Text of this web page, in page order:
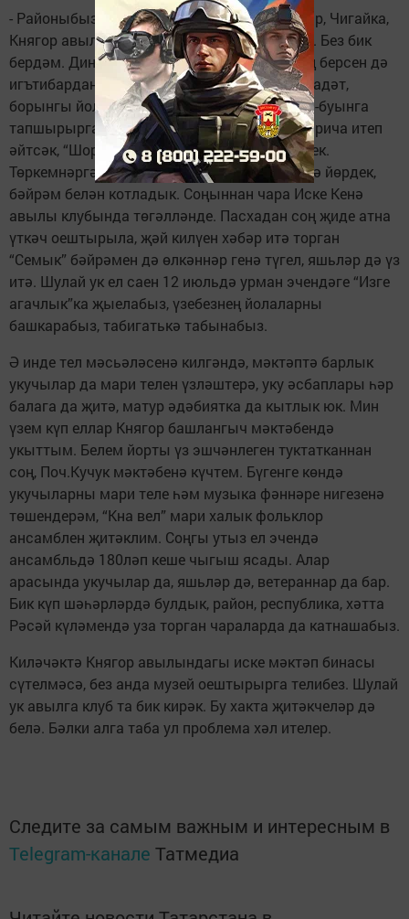
- Районыбызның Поч.Кучук, Иске Кенә, Синәр, Чигайка,
Княгор авылларында 800гә якын мари яши. Без бик
бердәм. Дини һәм календарь бәйрәмнәрнең берсен дә
игътибардан читтә калдырмыйбыз, гореф-гадәт,
борынгы йолаларны сакларга һәм буыннан-буынга
тапшырырга тырышабыз. Быел Раштуа, марича итеп
әйтсәк, “Шорыкйол”ны зурлап билгеләп үттек.
Төркемнәргә бүленеп, авылларда өйдән-өйгә йөрдек,
бәйрәм белән котладык. Соңыннан чара Иске Кенә
авылы клубында төгәлләнде. Пасхадан соң җиде атна
үткәч оештырыла, җәй килүен хәбәр итә торган
“Семык” бәйрәмен дә өлкәннәр генә түгел, яшьләр дә үз
итә. Шулай ук ел саен 12 июльдә урман эчендәге “Изге
агачлык”ка җыелабыз, үзебезнең йолаларны
башкарабыз, табигатькә табынабыз.
Ә инде тел мәсьәләсенә килгәндә, мәктәптә барлык
укучылар да мари телен үзләштерә, уку әсбаплары һәр
балага да җитә, матур әдәбиятка да кытлык юк. Мин
үзем күп еллар Княгор башлангыч мәктәбендә
укыттым. Белем йорты үз эшчәнлеген туктатканнан
соң, Поч.Кучук мәктәбенә күчтем. Бүгенге көндә
укучыларны мари теле һәм музыка фәннәре нигезенә
төшендерәм, “Кна вел” мари халык фольклор
ансамблен җитәклим. Соңгы утыз ел эчендә
ансамбльдә 180ләп кеше чыгыш ясады. Алар
арасында укучылар да, яшьләр дә, ветераннар да бар.
Бик күп шәһәрләрдә булдык, район, республика, хәтта
Рәсәй күләмендә уза торган чараларда да катнашабыз.
Киләчәктә Княгор авылындагы иске мәктәп бинасы
сүтелмәсә, без анда музей оештырырга телибез. Шулай
ук авылга клуб та бик кирәк. Бу хакта җитәкчеләр дә
белә. Бәлки алга таба ул проблема хәл ителер.
Следите за самым важным и интересным в
Telegram-канале Татмедиа